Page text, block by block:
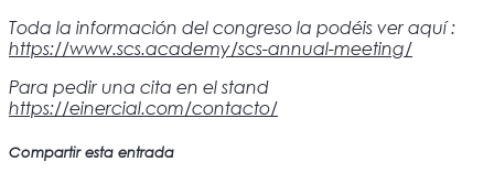
Toda la información del congreso la podéis ver aquí :
https://www.scs.academy/scs-annual-meeting/
Para pedir una cita en el stand
https://einercial.com/contacto/
Compartir esta entrada